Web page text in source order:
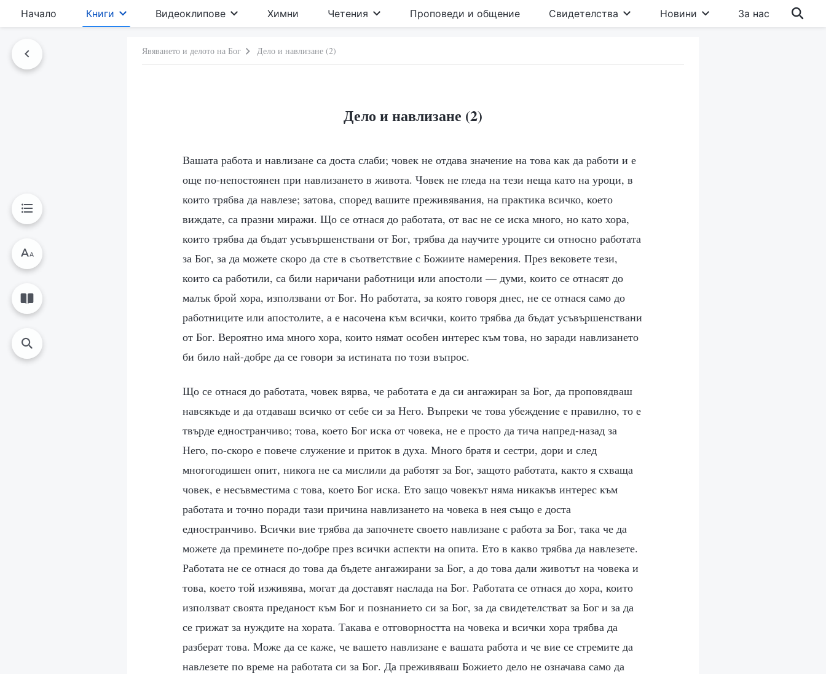
Начало Книги Видеоклипове Химни Четения Проповеди и общение Свидетелства Новини За нас
Явяването и делото на Бог Дело и навлизане (2)
Дело и навлизане (2)
Вашата работа и навлизане са доста слаби; човек не отдава значение на това как да работи и е
още по-непостоянен при навлизането в живота. Човек не гледа на тези неща като на уроци, в
които трябва да навлезе; затова, според вашите преживявания, на практика всичко, което
виждате, са празни миражи. Що се отнася до работата, от вас не се иска много, но като хора,
които трябва да бъдат усъвършенствани от Бог, трябва да научите уроците си относно работата
за Бог, за да можете скоро да сте в съответствие с Божиите намерения. През вековете тези,
които са работили, са били наричани работници или апостоли — думи, които се отнасят до
малък брой хора, използвани от Бог. Но работата, за която говоря днес, не се отнася само до
работниците или апостолите, а е насочена към всички, които трябва да бъдат усъвършенствани
от Бог. Вероятно има много хора, които нямат особен интерес към това, но заради навлизането
би било най-добре да се говори за истината по този въпрос.
Що се отнася до работата, човек вярва, че работата е да си ангажиран за Бог, да проповядваш
навсякъде и да отдаваш всичко от себе си за Него. Въпреки че това убеждение е правилно, то е
твърде едностранчиво; това, което Бог иска от човека, не е просто да тича напред-назад за
Него, по-скоро е повече служение и приток в духа. Много братя и сестри, дори и след
многогодишен опит, никога не са мислили да работят за Бог, защото работата, както я схваща
човек, е несъвместима с това, което Бог иска. Ето защо човекът няма никакъв интерес към
работата и точно поради тази причина навлизането на човека в нея също е доста
едностранчиво. Всички вие трябва да започнете своето навлизане с работа за Бог, така че да
можете да преминете по-добре през всички аспекти на опита. Ето в какво трябва да навлезете.
Работата не се отнася до това да бъдете ангажирани за Бог, а до това дали животът на човека и
това, което той изживява, могат да доставят наслада на Бог. Работата се отнася до хора, които
използват своята преданост към Бог и познанието си за Бог, за да свидетелстват за Бог и за да
се грижат за нуждите на хората. Такава е отговорността на човека и всички хора трябва да
разберат това. Може да се каже, че вашето навлизане е вашата работа и че вие се стремите да
навлезете по време на работата си за Бог. Да преживяваш Божието дело не означава само да